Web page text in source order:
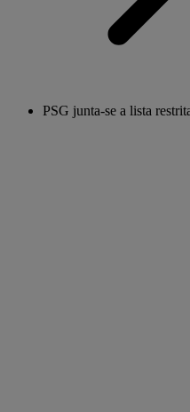
PSG junta-se a lista